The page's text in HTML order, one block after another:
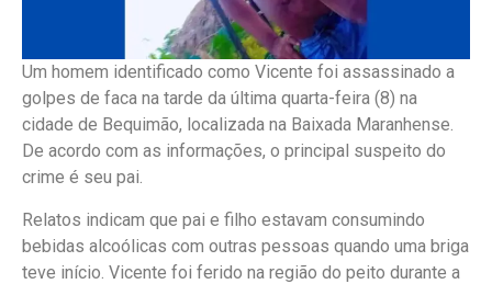
Um homem identificado como Vicente foi assassinado a
golpes de faca na tarde da última quarta-feira (8) na
cidade de Bequimão, localizada na Baixada Maranhense.
De acordo com as informações, o principal suspeito do
crime é seu pai.
Relatos indicam que pai e filho estavam consumindo
bebidas alcoólicas com outras pessoas quando uma briga
teve início. Vicente foi ferido na região do peito durante a